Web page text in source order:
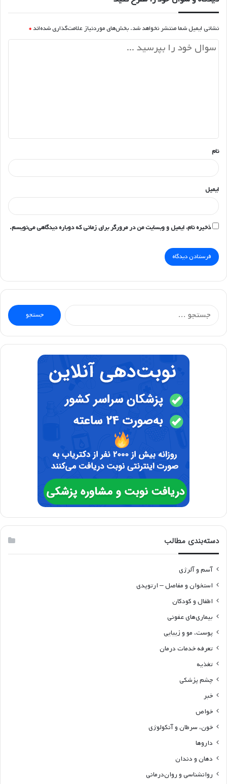
نشانی ایمیل شما منتشر نخواهد شد. بخش‌های موردنیاز علامت‌گذاری شده‌اند *
*
نام
ایمیل
ذخیره نام، ایمیل و وبسایت من در مرورگر برای زمانی که دوباره دیدگاهی می‌نویسم.
جستجو
برای:
دسته‌بندی مطالب
آسم و آلرژی
استخوان و مفاصل – ارتوپدی
اطفال و کودکان
بیماری‌های عفونی
پوست، مو و زیبایی
تعرفه خدمات درمان
تغذیه
چشم پزشکی
خبر
خواص
خون، سرطان و آنکولوژی
داروها
دهان و دندان
روانشناسی و روان‌درمانی